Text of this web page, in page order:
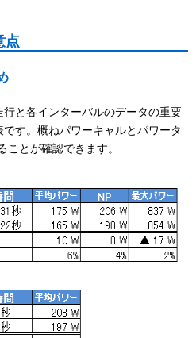
点
と各インターバルのデータの重要
す。概ねパワーキャルとパワータ
ことが確認できます。